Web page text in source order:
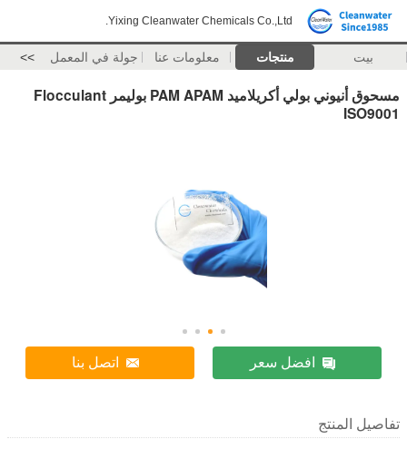
Yixing Cleanwater Chemicals Co.,Ltd.
بيت منتجات معلومات عنا جولة في المعمل >>
مسحوق أنيوني بولي أكريلاميد PAM APAM بوليمر Flocculant
ISO9001
افضل سعر اتصل بنا
تفاصيل المنتج